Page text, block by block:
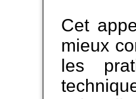
Cet
mieux
les